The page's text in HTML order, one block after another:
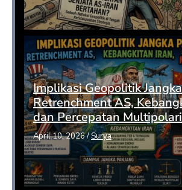
Implikasi Geopolitik
Retrenchment AS,
dan Percepatan
April 10, 2026/Surya